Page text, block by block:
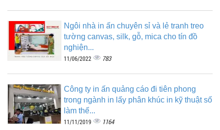
Ngôi nhà in ấn chuyên sỉ và lẻ tranh treo
tường canvas, silk, gỗ, mica cho tín đồ
nghiện...
11/06/2022 783
Công ty in ấn quảng cáo đi tiên phong
trong ngành in lấy phân khúc in kỹ thuật số
làm thế...
11/11/2019 1164